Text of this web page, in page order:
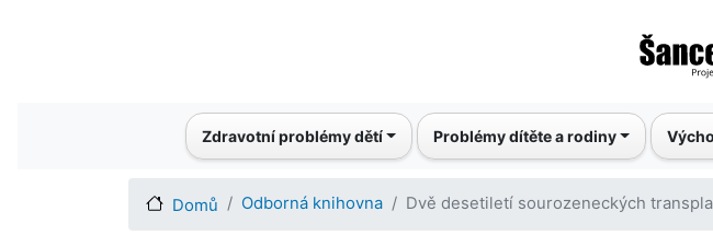
Main navigationZdravotní problémy dětí Problémy dítěte a rodiny
Domů Odborná knihovna Dvě desetiletí sourozeneckých